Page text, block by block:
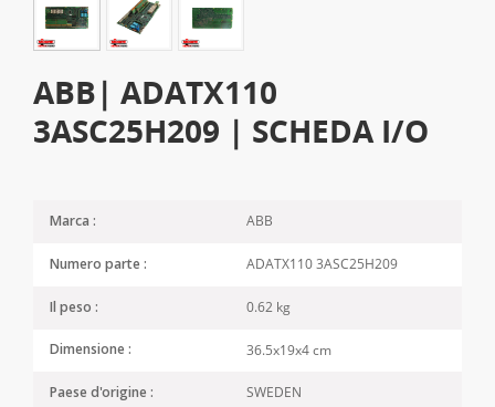
ABB| ADATX110
3ASC25H209 | SCHEDA I/O
Marca : ABB
Numero parte : ADATX110 3ASC25H209
Il peso : 0.62 kg
Dimensione : 36.5x19x4 cm
Paese d'origine : SWEDEN